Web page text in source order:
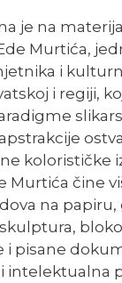
je na
Murtića,
i
i regiji,
kolorističke
Murtića čine
na
pisane